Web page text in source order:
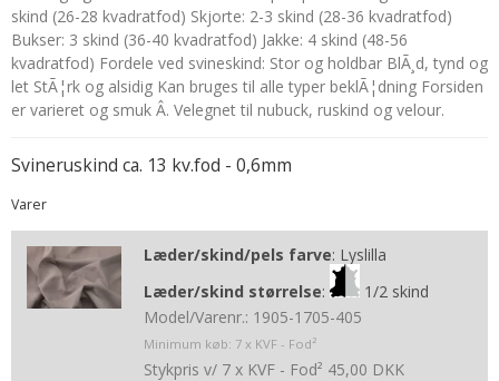
skind (26-28 kvadratfod) Skjorte: 2-3 skind (28-36 kvadratfod)
Bukser: 3 skind (36-40 kvadratfod) Jakke: 4 skind (48-56
kvadratfod) Fordele ved svineskind: Stor og holdbar BlÃ¸d, tynd og
let StÃ¦rk og alsidig Kan bruges til alle typer beklÃ¦dning Forsiden
er varieret og smuk Â. Velegnet til nubuck, ruskind og velour.
Svineruskind ca. 13 kv.fod - 0,6mm
Varer
Læder/skind/pels farve: Lyslilla
Læder/skind størrelse:
1/2 skind
Model/Varenr.: 1905-1705-405
Minimum køb: 7 x KVF - Fod²
Stykpris v/ 7 x KVF - Fod² 45,00 DKK